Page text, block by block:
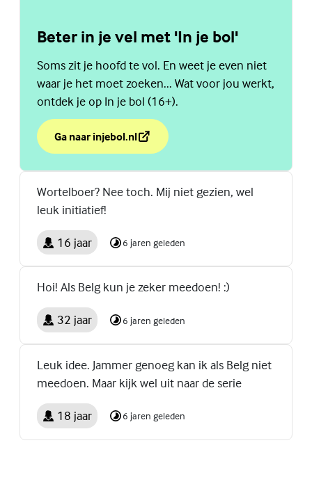
Beter in je vel met 'In je bol'
Soms zit je hoofd te vol. En weet je even niet
waar je het moet zoeken... Wat voor jou werkt,
ontdek je op In je bol (16+).
Ga naar injebol.nl
over Beter in je vel met 'In je bol'
(Externe link)
Wortelboer? Nee toch. Mij niet gezien, wel
leuk initiatief!
16 jaar 6 jaren geleden
Hoi! Als Belg kun je zeker meedoen! :)
32 jaar 6 jaren geleden
Leuk idee. Jammer genoeg kan ik als Belg niet
meedoen. Maar kijk wel uit naar de serie
18 jaar 6 jaren geleden